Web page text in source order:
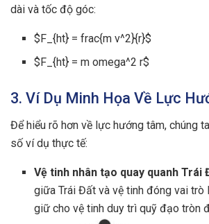
dài và tốc độ góc:
$F_{ht} = frac{m v^2}{r}$
$F_{ht} = m omega^2 r$
3. Ví Dụ Minh Họa Về Lực
Để hiểu rõ hơn về lực hướng tâm, chúng
số ví dụ thực tế:
Vệ tinh nhân tạo quay quanh Trái
giữa Trái Đất và vệ tinh đóng vai trò
giữ cho vệ tinh duy trì quỹ đạo tròn